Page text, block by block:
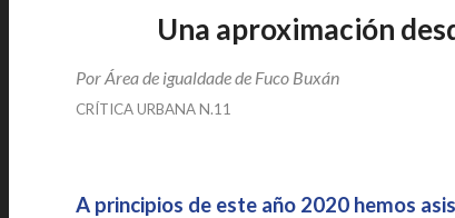
Una aproximación
Por Área de igualdade de Fuco Buxán
CRÍTICA URBANA N.11
A principios de este año 2020 hemos